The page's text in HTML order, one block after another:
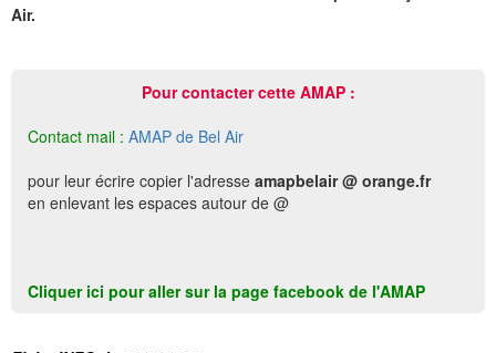
Air.
Pour contacter cette AMAP :
Contact mail : AMAP de Bel Air
pour leur écrire copier l'adresse amapbelair @ orange.fr
en enlevant les espaces autour de @
Cliquer ici pour aller sur la page facebook de l'AMAP